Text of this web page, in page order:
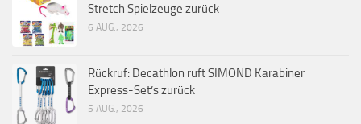
Stretch Spielzeuge zurück
6 AUG., 2026
Rückruf: Decathlon ruft SIMOND Karabiner
Express-Set’s zurück
5 AUG., 2026